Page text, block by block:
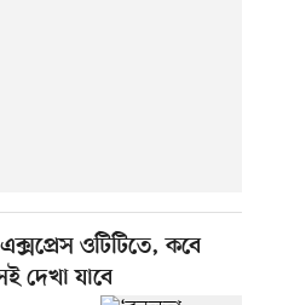
ওটিটিতে, কবে
দেখা যাবে